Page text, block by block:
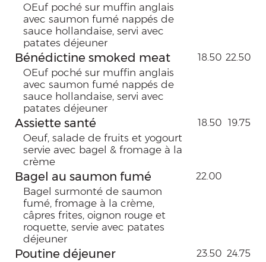
OEuf poché sur muffin anglais
avec saumon fumé nappés de
sauce hollandaise, servi avec
patates déjeuner
Bénédictine smoked meat 18.50 22.50
OEuf poché sur muffin anglais
avec saumon fumé nappés de
sauce hollandaise, servi avec
patates déjeuner
Assiette santé 18.50 19.75
Oeuf, salade de fruits et yogourt
servie avec bagel & fromage à la
crème
Bagel au saumon fumé 22.00
Bagel surmonté de saumon
fumé, fromage à la crème,
câpres frites, oignon rouge et
roquette, servie avec patates
déjeuner
Poutine déjeuner 23.50 24.75